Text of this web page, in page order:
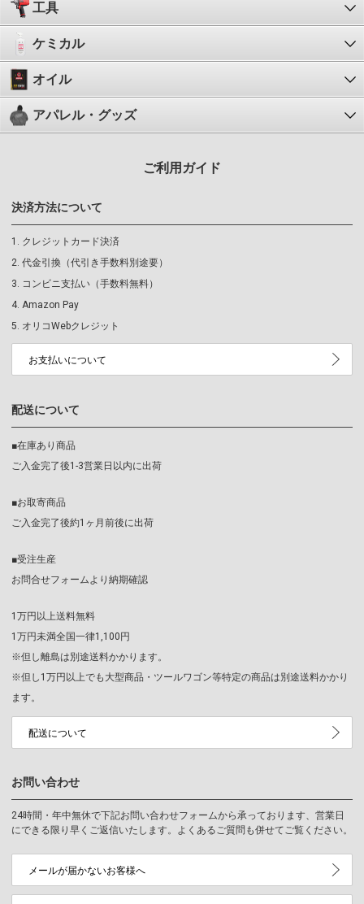
工具
ケミカル
オイル
アパレル・グッズ
ご利用ガイド
決済方法について
クレジットカード決済
代金引換（代引き手数料別途要）
コンビニ支払い（手数料無料）
Amazon Pay
オリコWebクレジット
お支払いについて
配送について
■在庫あり商品
ご入金完了後1-3営業日以内に出荷
■お取寄商品
ご入金完了後約1ヶ月前後に出荷
■受注生産
お問合せフォームより納期確認
1万円以上送料無料
1万円未満全国一律1,100円
※但し離島は別途送料かかります。
※但し1万円以上でも大型商品・ツールワゴン等特定の商品は別途送料かかり
ます。
配送について
お問い合わせ
24時間・年中無休で下記お問い合わせフォームから承っております、営業日
にできる限り早くご返信いたします。よくあるご質問も併せてご覧ください。
メールが届かないお客様へ